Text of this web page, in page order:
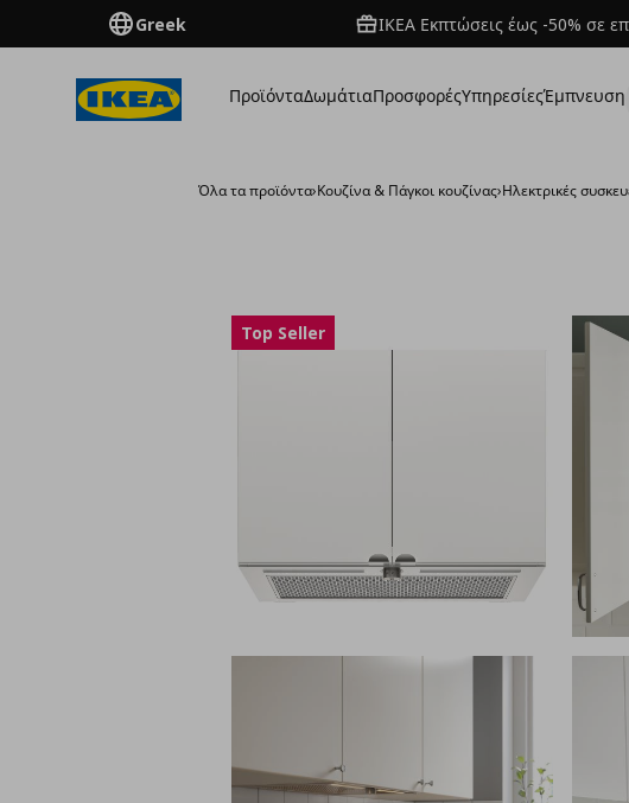
Greek ΙΚΕΑ Εκπτώσεις έως -50% σε
ΠροϊόνταΔωμάτιαΠροσφορέςΥπηρεσίεςΈμπνευση
Όλα τα προϊόντα›Κουζίνα & Πάγκοι κουζίνας›Ηλεκτρικές
Top Seller